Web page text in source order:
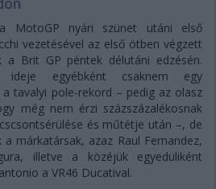
MotoGP nyári szünet utáni első
vezetésével az első ötben végzett
Brit GP péntek délutáni edzésén.
ideje egyébként csaknem egy
tavalyi pole-rekord – pedig az olasz
még nem érzi százszázalékosnak
és műtétje után –, de
márkatársak, azaz Raul Fernandez,
illetve a közéjük egyedüliként
a VR46 Ducatival.